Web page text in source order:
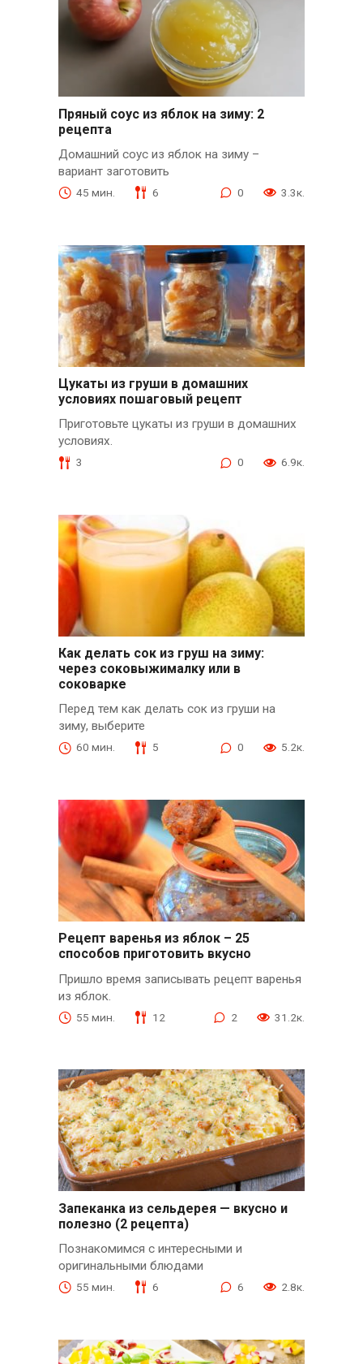
Пряный соус из яблок на зиму: 2
рецепта
Домашний соус из яблок на зиму –
вариант заготовить
45 мин. 6 0 3.3к.
Цукаты из груши в домашних
условиях пошаговый рецепт
Приготовьте цукаты из груши в домашних
условиях.
3 0 6.9к.
Как делать сок из груш на зиму:
через соковыжималку или в
соковарке
Перед тем как делать сок из груши на
зиму, выберите
60 мин. 5 0 5.2к.
Рецепт варенья из яблок – 25
способов приготовить вкусно
Пришло время записывать рецепт варенья
из яблок.
55 мин. 12 2 31.2к.
Запеканка из сельдерея — вкусно и
полезно (2 рецепта)
Познакомимся с интересными и
оригинальными блюдами
55 мин. 6 6 2.8к.